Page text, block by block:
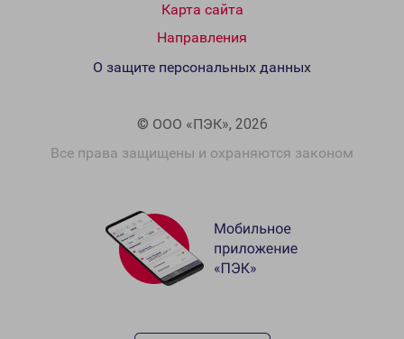
Карта сайта
Направления
© ООО «ПЭК», 2026
Все права защищены и охраняются законом
О защите персональных данных